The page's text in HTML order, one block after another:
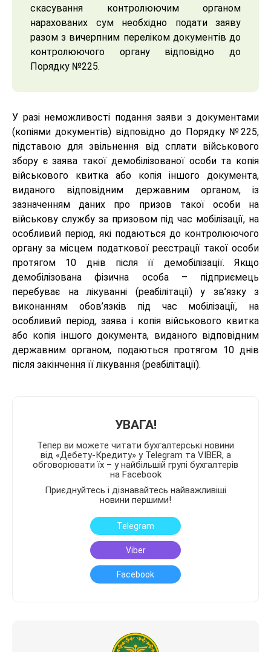
скасування контролюючим органом
нарахованих сум необхідно подати заяву
разом з вичерпним переліком документів до
контролюючого органу відповідно до
Порядку №225.
У разі неможливості подання заяви з документами
(копіями документів) відповідно до Порядку №225,
підставою для звільнення від сплати військового
збору є заява такої демобілізованої особи та копія
військового квитка або копія іншого документа,
виданого відповідним державним органом, із
зазначенням даних про призов такої особи на
військову службу за призовом під час мобілізації, на
особливий період, які подаються до контролюючого
органу за місцем податкової реєстрації такої особи
протягом 10 днів після її демобілізації. Якщо
демобілізована фізична особа – підприємець
перебуває на лікуванні (реабілітації) у зв’язку з
виконанням обов’язків під час мобілізації, на
особливий період, заява і копія військового квитка
або копія іншого документа, виданого відповідним
державним органом, подаються протягом 10 днів
після закінчення її лікування (реабілітації).
УВАГА!
Тепер ви можете читати бухгалтерські новини
від «Дебету-Кредиту» у Telegram та VIBER, а
обговорювати їх – у найбільшій групі бухгалтерів
на Facebook
Приєднуйтесь і дізнавайтесь найважливіші
новини першими!
Telegram
Viber
Facebook